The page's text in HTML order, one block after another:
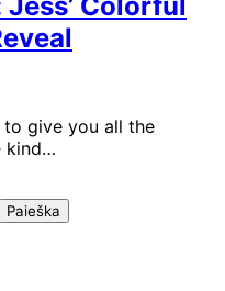
give you all the
kind…
Paieška